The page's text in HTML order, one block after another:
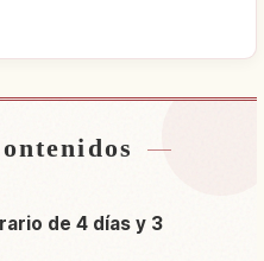
↗
↗
de 4 días y 3